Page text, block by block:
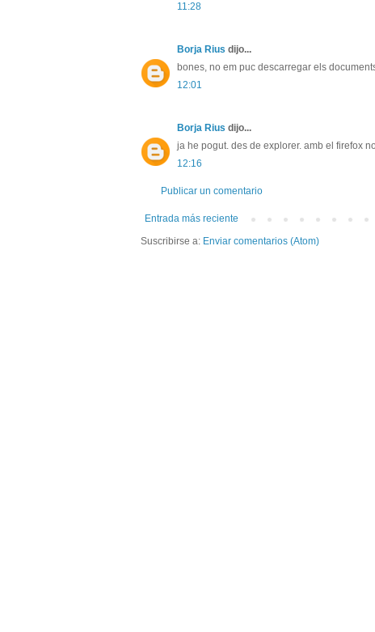
11:28
Borja Rius dijo...
bones, no em puc descarregar els
12:01
Borja Rius dijo...
ja he pogut. des de explorer. amb el firefox
12:16
Publicar un comentario
Entrada más reciente
Suscribirse a: Enviar comentarios (Atom)